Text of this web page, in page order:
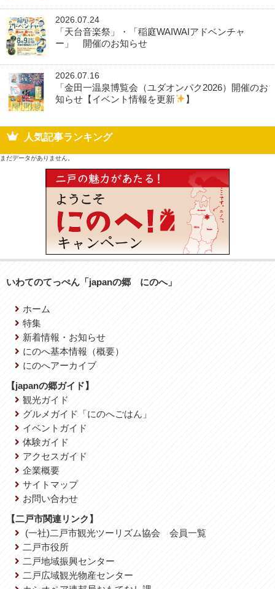
2026.07.24
「天台音楽祭」・「稲庭WAIWAIアドベンチャ
ー」 開催のお知らせ
2026.07.16
「金田一温泉博覧会（ユダオンパク2026）開催のお
知らせ【イベント情報を更新
】
人気記事ランキング
まだデータがありません。
いわてのてっぺん「japanの郷 にのへ」
ホーム
特集
新着情報・お知らせ
にのへ基本情報（概要）
にのへアーカイブ
【japanの郷ガイド】
観光ガイド
グルメガイド「にのへごはん」
イベントガイド
体験ガイド
アクセスガイド
企業概要
サイトマップ
お問い合わせ
【二戸市関連リンク】
(一社)二戸市観光ツーリズム協会 会員一覧
二戸市役所
二戸地域振興センター
二戸広域観光物産センター